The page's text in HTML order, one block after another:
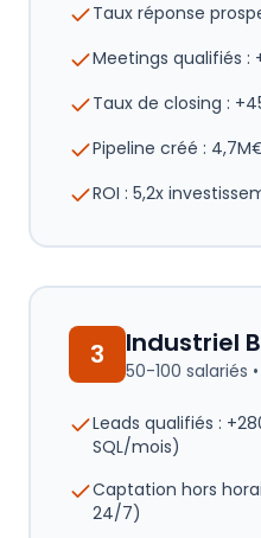
Taux réponse
Meetings qualifiés :
Taux de closing :
Pipeline créé :
ROI : 5,2x
3 Industriel
50-100 salariés
Leads qualifiés :
SQL/mois)
Captation hors
24/7)